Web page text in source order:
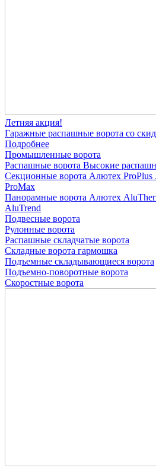
Летняя акция!
Гаражные распашные ворота со
Подробнее
Промышленные ворота
Распашные ворота Высокие
Секционные ворота Алютех ProPlus
ProMax
Панорамные ворота Алютех
AluTrend
Подвесные ворота
Рулонные ворота
Распашные складчатые ворота
Складные ворота гармошка
Подъемные складывающиеся ворота
Подъемно-поворотные ворота
Скоростные ворота